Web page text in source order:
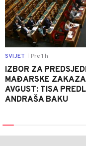
SVIJET Pre 1 h
IZBOR ZA
MAĐARSKE
AVGUST: TISA
ANDRAŠA BAKU